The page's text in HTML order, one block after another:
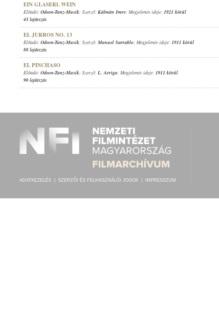
EIN GLASERL WEIN
Előadó: Odeon-Tanz-Musik; Szerző: Kálmán Imre; Megjelenés ideje: 1921 körül
43 lejátszás
EL JURROS NO. 13
Előadó: Odeon-Tanz-Musik; Szerző: Manuel Sarrablo; Megjelenés ideje: 1911 körül
88 lejátszás
EL PINCHASO
Előadó: Odeon-Tanz-Musik; Szerző: L. Arriga; Megjelenés ideje: 1911 körül
90 lejátszás
ADATKEZELÉS SZERZŐI ÉS FELHASZNÁLÓI JOGOK IMPRESSZUM